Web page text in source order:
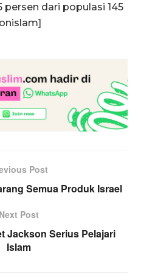
persen dari populasi 145
Post
Semua Produk Israel
Next Post
Jackson Serius Pelajari
Islam